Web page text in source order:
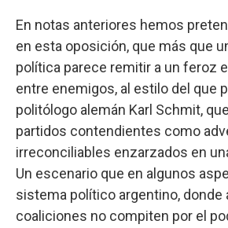
En notas anteriores hemos
en esta oposición, que más que
política parece remitir a un feroz
entre enemigos, al estilo del que
politólogo alemán Karl Schmit,
partidos contendientes como
irreconciliables enzarzados en
Un escenario que en algunos
sistema político argentino, donde
coaliciones no compiten por el